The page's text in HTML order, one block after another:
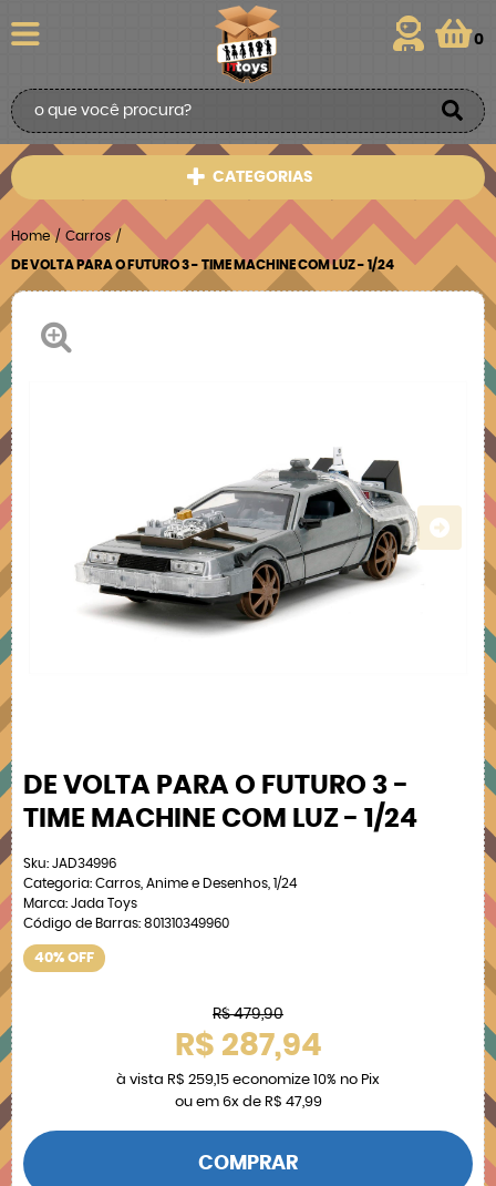
0
CATEGORIAS
Home Carros
DE VOLTA PARA O FUTURO 3 - TIME MACHINE COM LUZ - 1/24
DE VOLTA PARA O FUTURO 3 -
TIME MACHINE COM LUZ - 1/24
Sku: JAD34996
Categoria: Carros Anime e Desenhos
1/24
Marca: Jada Toys
Código de Barras: 801310349960
40% OFF
R$ 479,90
R$ 287,94
à vista R$ 259,15 economize 10% no Pix
ou em 6xde R$ 47,99
COMPRAR